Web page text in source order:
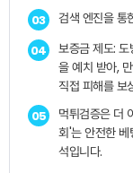
03 검색 엔진을 통
04
보증금 제도:
을 예치 받아,
직접 피해를 보
05
먹튀검증은 더
회'는 안전한
석입니다.